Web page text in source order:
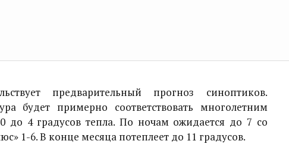
предварительный прогноз синоптиков.
будет примерно соответствовать многолетним
4 градусов тепла. По ночам ожидается до 7 со
1-6. В конце месяца потеплеет до 11 градусов.